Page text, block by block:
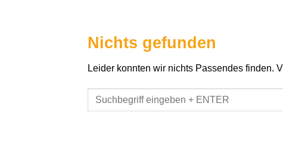
Nichts gefunden
Leider konnten wir nichts Passendes finden.